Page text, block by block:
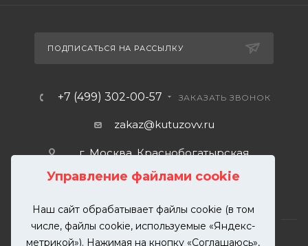
Управление файлами cookie
Наш сайт обрабатывает файлы cookie (в том
числе, файлы cookie, используемые «Яндекс-
метрикой»). Нажимая на кнопку «Соглашаюсь»,
ПОДПИСАТЬСЯ НА РАССЫЛКУ
+7 (499) 302-00-57 ЗАКАЗАТЬ ЗВОНОК
zakaz@kutuzovv.ru
г. Москва, Краснобогатырская